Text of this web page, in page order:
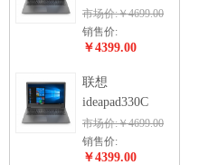
市场价:￥4699.00
销售价:
￥4399.00
联想
ideapad330C
市场价:￥4699.00
销售价:
￥4399.00